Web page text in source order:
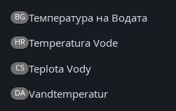
BG Температура на Водата
HR Temperatura Vode
CS Teplota Vody
DA Vandtemperatur